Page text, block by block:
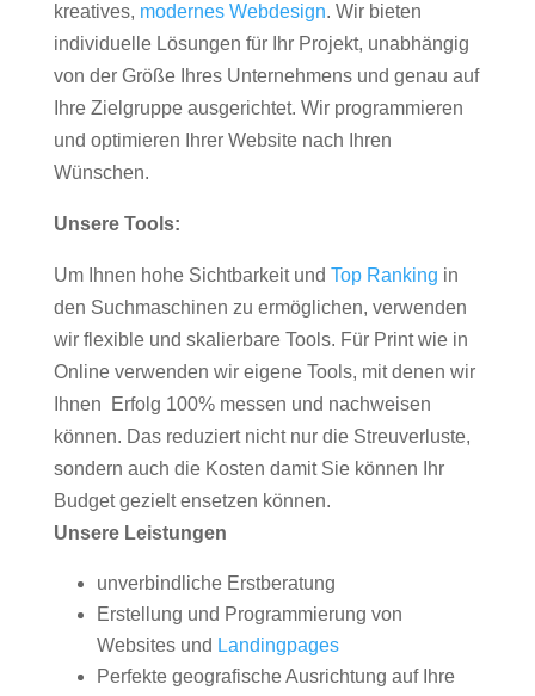
kreatives, modernes Webdesign. Wir bieten
individuelle Lösungen für Ihr Projekt, unabhängig
von der Größe Ihres Unternehmens und genau auf
Ihre Zielgruppe ausgerichtet. Wir programmieren
und optimieren Ihrer Website nach Ihren
Wünschen.
Unsere Tools:
Um Ihnen hohe Sichtbarkeit und Top Ranking in
den Suchmaschinen zu ermöglichen, verwenden
wir flexible und skalierbare Tools. Für Print wie in
Online verwenden wir eigene Tools, mit denen wir
Ihnen Erfolg 100% messen und nachweisen
können. Das reduziert nicht nur die Streuverluste,
sondern auch die Kosten damit Sie können Ihr
Budget gezielt ensetzen können.
Unsere Leistungen
unverbindliche Erstberatung
Erstellung und Programmierung von
Websites und Landingpages
Perfekte geografische Ausrichtung auf Ihre